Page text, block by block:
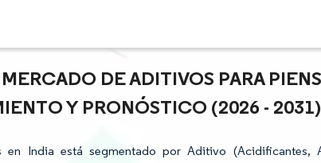
DE ADITIVOS PARA
Y PRONÓSTICO (2026 - 2031)
India está segmentado por Aditivo (Acidificantes,